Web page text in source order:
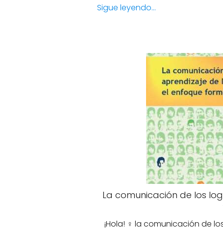
Sigue leyendo...
La comunicación de los
¡Hola! ‍♀️ la comunicación de